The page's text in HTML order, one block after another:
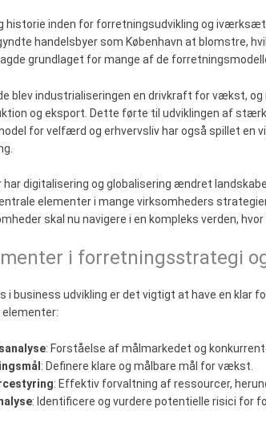
historie inden for forretningsudvikling og
handelsbyer som København at blomstre,
grundlaget for mange af de
blev industrialiseringen en drivkraft for vækst,
og eksport. Dette førte til udviklingen af
for velfærd og erhvervsliv har også spillet en
har digitalisering og globalisering ændret
elementer i mange virksomheders
skal nu navigere i en kompleks verden,
i forretningsstrategi
i business udvikling er det vigtigt at have en
: Forståelse af målmarkedet og
: Definere klare og målbare mål for vækst.
: Effektiv forvaltning af ressourcer,
: Identificere og vurdere potentielle risici for